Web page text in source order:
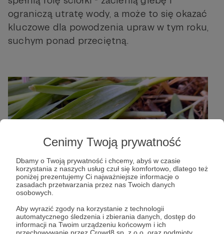
Cenimy Twoją prywatność
Dbamy o Twoją prywatność i chcemy, abyś w czasie
korzystania z naszych usług czuł się komfortowo, dlatego też
poniżej prezentujemy Ci najważniejsze informacje o
zasadach przetwarzania przez nas Twoich danych
osobowych.
Aby wyrazić zgody na korzystanie z technologii
automatycznego śledzenia i zbierania danych, dostęp do
informacji na Twoim urządzeniu końcowym i ich
przechowywanie przez Crowd8 sp. z o.o. oraz podmioty
ograniczą utratę wody, a może to się okazać
kluczowe dla powodzenia upraw w tym roku,
suchym ponad przeciętną.